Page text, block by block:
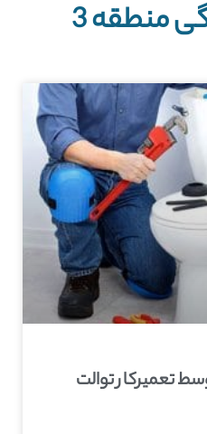
منطقه 3
تعمیرکار توالت